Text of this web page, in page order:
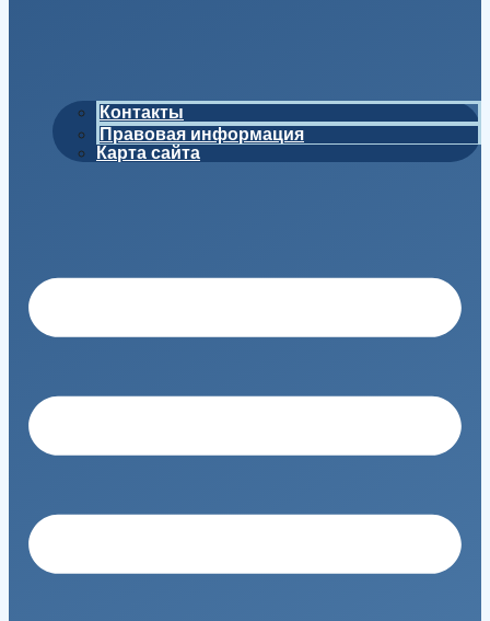
Контакты
Правовая информация
Карта сайта